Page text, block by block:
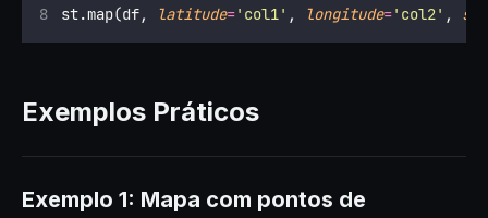
st.map(df, latitude=' col1' , longitude=' col2' ,
Exemplos Práticos
Exemplo 1: Mapa com pontos de